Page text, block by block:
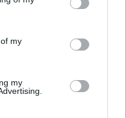
its third-party tags to
in below Google
my
my